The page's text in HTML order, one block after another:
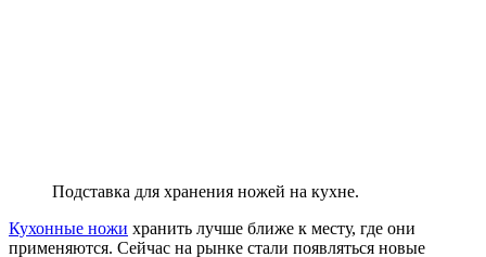
Подставка для хранения ножей на кухне.
Кухонные ножи хранить лучше ближе к месту, где они
применяются. Сейчас на рынке стали появляться новые